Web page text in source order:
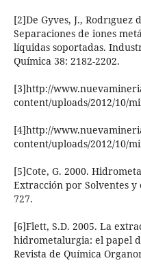
[2]De Gyves, J., Rodrıguez
Separaciones de iones
líquidas soportadas.
Química 38: 2182-2202.
[3]http://
content/uploads/2012/10/
[4]http://
content/uploads/2012/10/
[5]Cote, G. 2000.
Extracción por Solventes
727.
[6]Flett, S.D. 2005. La
hidrometalurgia: el papel
Revista de Química